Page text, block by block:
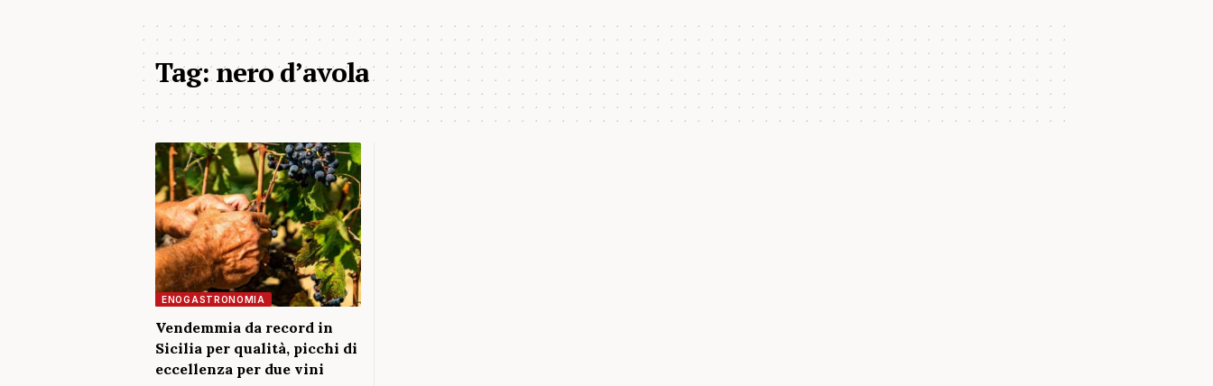
Tag:nero d’avola
ENOGASTRONOMIA
Vendemmia da record in
Sicilia per qualità, picchi di
eccellenza per due vini